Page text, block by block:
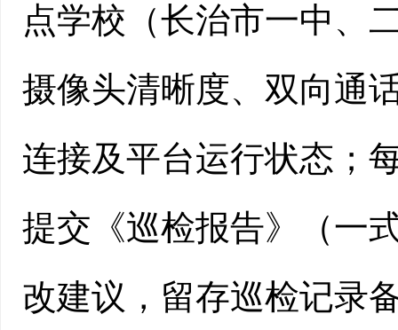
点学校（长治市一中、
摄像头清晰度、双向通
连接及平台运行状态；
提交《巡检报告》（一
改建议，留存巡检记录